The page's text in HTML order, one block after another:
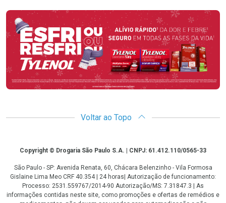
Promoção em Destaque
Voltar ao Topo
CopyrightCopyright © Drogaria São Paulo S.A. | CNPJ: 61.412.110/0565-33
São Paulo - SP: Avenida Renata, 60, Chácara Belenzinho - Vila Formosa
Gislaine Lima Meo CRF 40.354 | 24 horas| Autorização de funcionamento:
Processo: 2531.559767/2014-90 Autorização/MS: 7.31847.3 | As
informações contidas neste site, como promoções e ofertas de remédios e